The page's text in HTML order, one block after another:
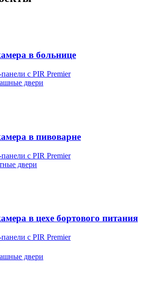
в больнице
с PIR Premier
двери
в пивоварне
с PIR Premier
двери
в цехе бортового питания
с PIR Premier
двери